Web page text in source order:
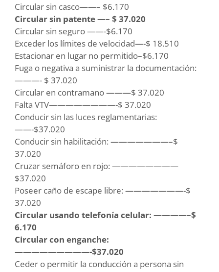
Circular sin casco——– $6.170
Circular sin patente —– $ 37.020
Circular sin seguro ——-$6.170
Exceder los límites de velocidad—-$ 18.510
Estacionar en lugar no permitido–$6.170
Fuga o negativa a suministrar la documentación:
———- $ 37.020
Circular en contramano ———$ 37.020
Falta VTV————————-$ 37.020
Conducir sin las luces reglamentarias:
——-$37.020
Conducir sin habilitación: ———————–$
37.020
Cruzar semáforo en rojo: ————————
$37.020
Poseer caño de escape libre: ———————-$
37.020
Circular usando telefonía celular: ————–$
6.170
Circular con enganche:
—————————-$37.020
Ceder o permitir la conducción a persona sin